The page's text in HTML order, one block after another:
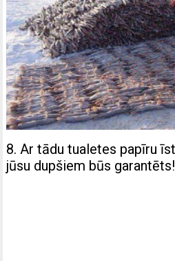
8. Ar tādu tualetes papīru
jūsu dupšiem būs garantēts!